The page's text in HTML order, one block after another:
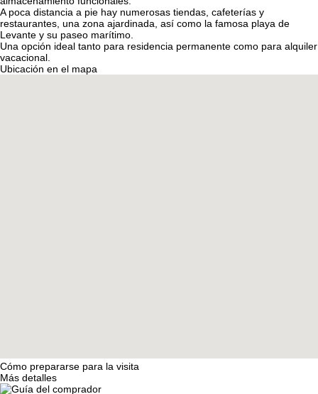
A poca distancia a pie hay numerosas tiendas, cafeterías y
restaurantes, una zona ajardinada, así como la famosa playa de
Levante y su paseo marítimo.
Una opción ideal tanto para residencia permanente como para alquiler
vacacional.
Ubicación en el mapa
Cómo prepararse para la visita
Más detalles